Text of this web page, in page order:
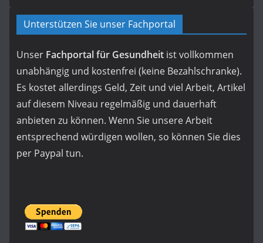
Unterstützen Sie unser Fachportal
Unser Fachportal für Gesundheit ist vollkommen
unabhängig und kostenfrei (keine Bezahlschranke).
Es kostet allerdings Geld, Zeit und viel Arbeit, Artikel
auf diesem Niveau regelmäßig und dauerhaft
anbieten zu können. Wenn Sie unsere Arbeit
entsprechend würdigen wollen, so können Sie dies
per Paypal tun.